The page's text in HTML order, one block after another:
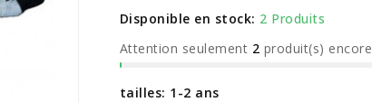
Disponible en stock: 2 Produits
Attention seulement 2 produit(s)
tailles: 1-2 ans